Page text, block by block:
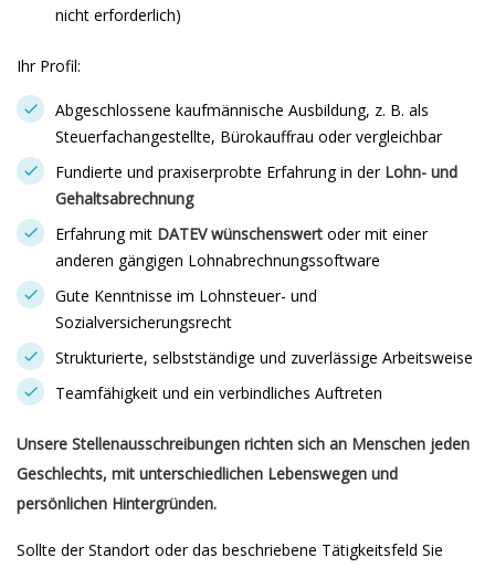
nicht erforderlich)
Ihr Profil:
Abgeschlossene kaufmännische Ausbildung, z. B. als
Steuerfachangestellte, Bürokauffrau oder vergleichbar
Fundierte und praxiserprobte Erfahrung in der Lohn- und
Gehaltsabrechnung
Erfahrung mit DATEV wünschenswert oder mit einer
anderen gängigen Lohnabrechnungssoftware
Gute Kenntnisse im Lohnsteuer- und
Sozialversicherungsrecht
Strukturierte, selbstständige und zuverlässige Arbeitsweise
Teamfähigkeit und ein verbindliches Auftreten
Unsere Stellenausschreibungen richten sich an Menschen jeden
Geschlechts, mit unterschiedlichen Lebenswegen und
persönlichen Hintergründen.
Sollte der Standort oder das beschriebene Tätigkeitsfeld Sie